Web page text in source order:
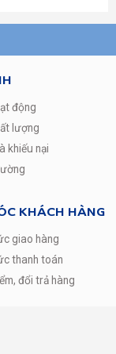
động
lượng
khiếu nại
KHÁCH HÀNG
giao hàng
thanh toán
đổi trả hàng